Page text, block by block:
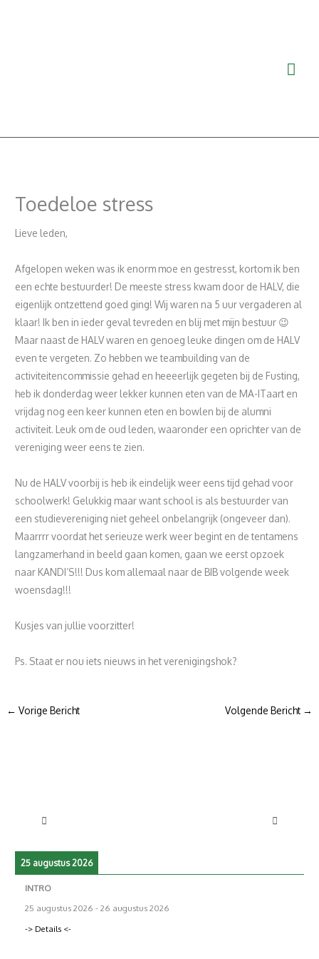
Toedeloe stress
Lieve leden,
Afgelopen weken was ik enorm moe en gestresst, kortom ik ben
een echte bestuurder! De meeste stress kwam door de HALV, die
eigenlijk ontzettend goed ging! Wij waren na 5 uur vergaderen al
klaar! Ik ben in ieder geval tevreden en blij met mijn bestuur 😉
Maar naast de HALV waren en genoeg leuke dingen om de HALV
even te vergeten. Zo hebben we teambuilding van de
activiteitencommissie gehad en heeeerlijk gegeten bij de Fusting,
heb ik donderdag weer lekker kunnen eten van de MA-ITaart en
vrijdag nog een keer kunnen eten en bowlen bij de alumni
activiteit. Leuk om de oud leden, waaronder een oprichter van de
vereniging weer eens te zien.
Nu de HALV voorbij is heb ik eindelijk weer eens tijd gehad voor
schoolwerk! Gelukkig maar want school is als bestuurder van
een studievereniging niet geheel onbelangrijk (ongeveer dan).
Maarrrr voordat het serieuze werk weer begint en de tentamens
langzamerhand in beeld gaan komen, gaan we eerst opzoek
naar KANDI’S!!! Dus kom allemaal naar de BIB volgende week
woensdag!!!
Kusjes van jullie voorzitter!
Ps. Staat er nou iets nieuws in het verenigingshok?
← Vorige Bericht Volgende Bericht →
25 augustus 2026
INTRO
25 augustus 2026 -26 augustus 2026
-> Details <-